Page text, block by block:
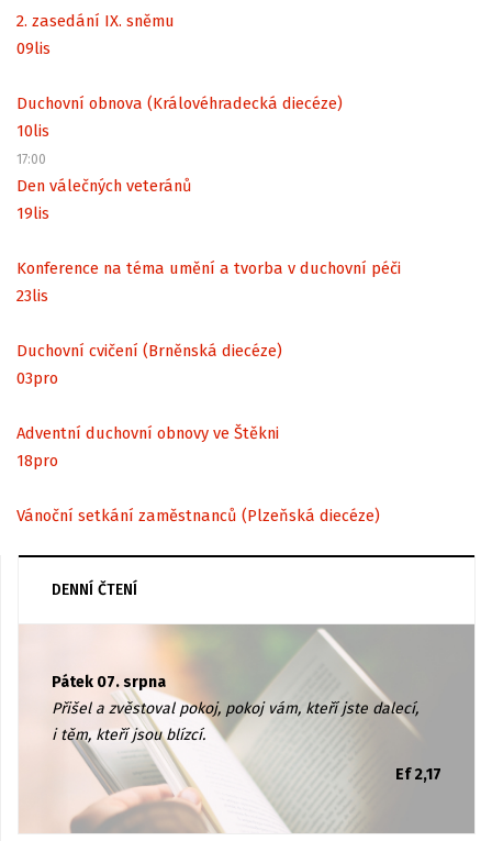
2. zasedání IX. sněmu
09lis
Duchovní obnova (Královéhradecká diecéze)
10lis
17:00
Den válečných veteránů
19lis
Konference na téma umění a tvorba v duchovní péči
23lis
Duchovní cvičení (Brněnská diecéze)
03pro
Adventní duchovní obnovy ve Štěkni
18pro
Vánoční setkání zaměstnanců (Plzeňská diecéze)
DENNÍ ČTENÍ
Pátek 07. srpna
Přišel a zvěstoval pokoj, pokoj vám, kteří jste dalecí,
i těm, kteří jsou blízcí.
Ef 2,17